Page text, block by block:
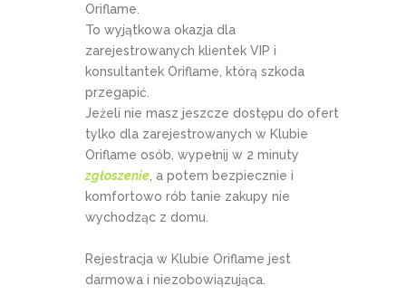
Oriflame.
To wyjątkowa okazja dla
zarejestrowanych klientek VIP i
konsultantek Oriflame, którą szkoda
przegapić.
Jeżeli nie masz jeszcze dostępu do ofert
tylko dla zarejestrowanych w Klubie
Oriflame osób, wypełnij w 2 minuty
zgłoszenie , a potem bezpiecznie i
komfortowo rób tanie zakupy nie
wychodząc z domu.
Rejestracja w Klubie Oriflame jest
darmowa i niezobowiązująca.